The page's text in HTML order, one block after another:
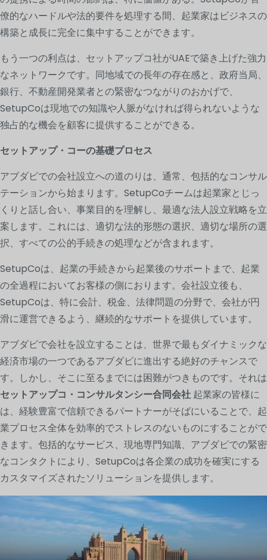
僚的なハードルや法的要件を処理する間、起業家はビジネスの
構築と成長に完全に集中することができます。
もう一つの利点は、セットアップコ社がUAEで築き上げた強力
なネットワークです。同地域での長年の存在感と、政府当局、
銀行、不動産開発業者との緊密なつながりのおかげで、
SetupCoは現地での知識や人脈がなければ得られないような
独占的な機会を顧客に提供することができる。
セットアップ・コーの基礎プロセス
アブダビでの会社設立への道のりは、通常、包括的なコンサル
テーションから始まります。SetupCoチームは起業家とじっ
くりと話し合い、事業目的を理解し、最適な法人設立戦略を立
案します。これには、適切な法的形態の選択、適切な場所の選
択、すべての公的手続きの処理などが含まれます。
SetupCoは、起業の手続きから起業後のサポートまで、起業
の全過程においてお客様の側におります。会社設立後も、
SetupCoは、特に会計、税金、法律問題の分野で、会社が円
滑に運営できるよう、継続的なサポートを提供しています。
アブダビで会社を設立することは、世界で最もダイナミックな
経済市場の一つであるアブダビに進出する絶好のチャンスで
す。しかし、そこに至るまでには困難がつきものです。それは
セットアップコ・コンサルタンシー合同会社 起業家の皆様に
は、経験豊富で信頼できるパートナーがそばにいることで、起
業プロセス全体を効率的でストレスのないものにすることがで
きます。包括的なサービス、現地専門知識、アブダビでの緊密
なコンタクトにより、SetupCoは各企業の成功を確実にする
カスタマイズされたソリューションを提供します。